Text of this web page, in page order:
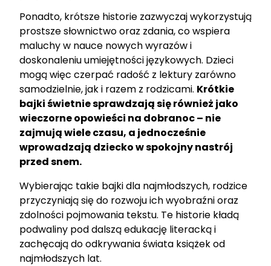
Ponadto, krótsze historie zazwyczaj wykorzystują
prostsze słownictwo oraz zdania, co wspiera
maluchy w nauce nowych wyrazów i
doskonaleniu umiejętności językowych. Dzieci
mogą więc czerpać radość z lektury zarówno
samodzielnie, jak i razem z rodzicami. Krótkie
bajki świetnie sprawdzają się również jako
wieczorne opowieści na dobranoc – nie
zajmują wiele czasu, a jednocześnie
wprowadzają dziecko w spokojny nastrój
przed snem.
Wybierając takie bajki dla najmłodszych, rodzice
przyczyniają się do rozwoju ich wyobraźni oraz
zdolności pojmowania tekstu. Te historie kładą
podwaliny pod dalszą edukację literacką i
zachęcają do odkrywania świata książek od
najmłodszych lat.